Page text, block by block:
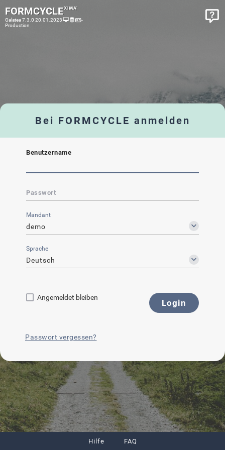
FORMCYCLE
Galatea 7.3.0 20.01.2023
-
Production
Bei FORMCYCLE anmelden
Benutzername
Passwort
Mandant
demo
Sprache
Deutsch
Angemeldet bleiben
Login
Passwort vergessen?
Hilfe FAQ